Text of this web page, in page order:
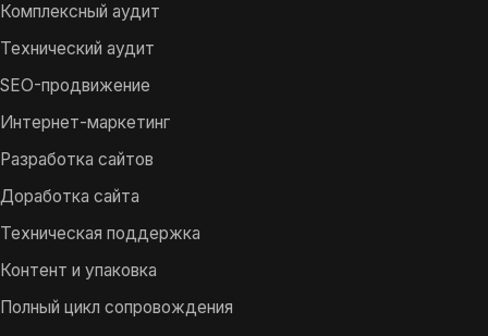
Комплексный аудит
Технический аудит
SEO-продвижение
Интернет-маркетинг
Разработка сайтов
Доработка сайта
Техническая поддержка
Контент и упаковка
Полный цикл сопровождения